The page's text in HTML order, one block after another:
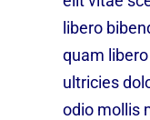
libero
quam
ultricies
odio mollis